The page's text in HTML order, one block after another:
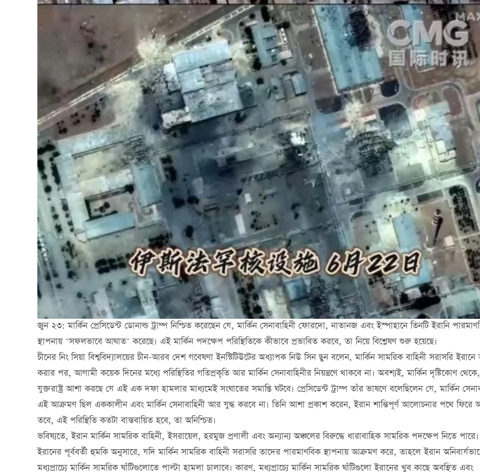
জুন ২৩: মার্কিন প্রেসিডেন্ট ডোনাল্ড ট্রাম্প নিশ্চিত করেছেন যে, মার্কিন সেনাবাহিনী ফোরদো, নাতানজ এবং ইস্পাহানে তিনটি ইরানি
স্থাপনায় "সফলভাবে আঘাত" করেছে। এই মার্কিন পদক্ষেপ পরিস্থিতিকে কীভাবে প্রভাবিত করবে, তা নিয়ে বিশ্লেষণ শুরু হয়েছে।
চীনের নিং সিয়া বিশ্ববিদ্যালয়ের চীন-আরব দেশ গবেষণা ইনস্টিটিউটের অধ্যাপক নিউ সিন ছুন বলেন, মার্কিন সামরিক বাহিনী সরাসরি
করার পর, আগামী কয়েক দিনের মধ্যে পরিস্থিতির গতিপ্রকৃতি আর মার্কিন সেনাবাহিনীর নিয়ন্ত্রণে থাকবে না। অবশ্যই, মার্কিন দৃষ্টিকোণ থেকে,
যুক্তরাষ্ট্র আশা করছে যে এই এক দফা হামলার মাধ্যমেই সংঘাতের সমাপ্তি ঘটবে। প্রেসিডেন্ট ট্রাম্প তাঁর ভাষণে বলেছিলেন যে, মার্কিন
এই আক্রমণ ছিল এককালীন এবং মার্কিন সেনাবাহিনী আর যুদ্ধ করবে না। তিনি আশা প্রকাশ করেন, ইরান শান্তিপূর্ণ আলোচনার পথে ফিরে
তবে, এই পরিস্থিতি কতটা বাস্তবায়িত হবে, তা অনিশ্চিত।
ভবিষ্যতে, ইরান মার্কিন সামরিক বাহিনী, ইসরায়েল, হরমুজ প্রণালী এবং অন্যান্য অঞ্চলের বিরুদ্ধে ধারাবাহিক সামরিক পদক্ষেপ নিতে পারে।
ইরানের পূর্ববর্তী হুমকি অনুসারে, যদি মার্কিন সামরিক বাহিনী সরাসরি তাদের পারমাণবিক স্থাপনায় আক্রমণ করে, তাহলে ইরান
মধ্যপ্রাচ্যে মার্কিন সামরিক ঘাঁটিগুলোতে পাল্টা হামলা চালাবে। কারণ, মধ্যপ্রাচ্যে মার্কিন সামরিক ঘাঁটিগুলো ইরানের খুব কাছে অবস্থিত এবং